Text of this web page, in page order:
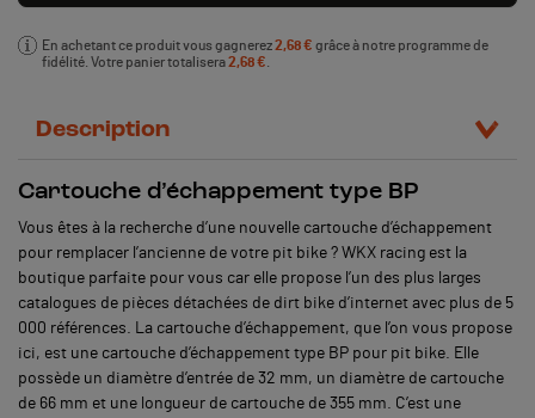
En achetant ce produit vous gagnerez2,68 € grâce à notre programme de
fidélité. Votre panier totalisera2,68 €
Description
Cartouche d’échappement type BP
Vous êtes à la recherche d’une nouvelle cartouche d’échappement
pour remplacer l’ancienne de votre pit bike ? WKX racing est la
boutique parfaite pour vous car elle propose l’un des plus larges
catalogues de pièces détachées de dirt bike d’internet avec plus de 5
000 références. La cartouche d’échappement, que l’on vous propose
ici, est une cartouche d’échappement type BP pour pit bike. Elle
possède un diamètre d’entrée de 32 mm, un diamètre de cartouche
de 66 mm et une longueur de cartouche de 355 mm. C’est une